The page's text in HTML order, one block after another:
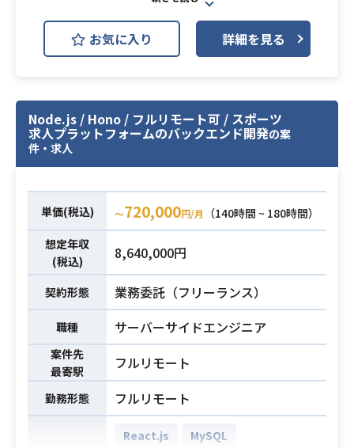
・ネットワーク構造（Private/Public
Subnet, NAT/Bridge等）を考慮した
インフラ・バックエンド連携対応
必須スキル
・ネットワークに関する知識（Priva
te/Public Subnet、NAT/Bridgeな
ど）
・GCPを用いたシステム開発経験
ロサービスアプリケーションの開
発、運用経験
・PostgreSQL、MySQLなどのRDB
MSに関する知識
・AWS DynamoDB、GCP Firestore
などのNoSQLに関する知識
AWS (Amazon Web Services)
Backlog
Nuxt.js
に基づく機能開発・保守全般をお任
せします。
自ら手を動かし開発をしていきたい
方にオススメです。
・機能改善・改修
・性能改善
・保守・運用
・API開発 etc.
必須スキル
・Go言語を用いたバックエンドの開
発経験1年以上
・React or Vue.jsを用いたフロント
エンドの開発経験1年以上
・DBの設計・構築経験
・基本設計のご経験
・CursolやClaudeCodeなどのコーデ
ィングAIツールを用いた開発経験
お気に入り 詳細を見る
Node.js / Hono / フルリモート可 / ​スポーツ
求人プラットフォームのバックエンド開発の案
件・求人
単価(税込) 〜720,000円/月
（140時間 ~ 180時間）
想定年収
(税込)
8,640,000円
契約形態 業務委託（フリーランス）
職種 サーバーサイドエンジニア
案件先
最寄駅
フルリモート
勤務形態 フルリモート
React.js
MySQL